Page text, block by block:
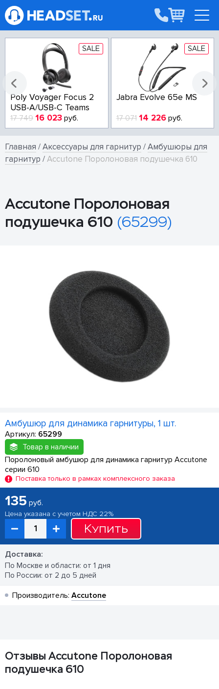
SALE
Poly Voyager Focus 2
USB-A/USB-C Teams
17 749 16 023 руб.
SALE
Jabra Evolve 65e MS
17 071 14 226руб.
Главная /Аксессуары для гарнитур /Амбушюры для
гарнитур /Accutone Поролоновая подушечка 610
Accutone Поролоновая
подушечка 610 (65299)
Амбушюр для динамика гарнитуры, 1 шт.
Артикул: 65299
Товар в наличии
Поролоновый амбушюр для динамика гарнитур Accutone
серии 610
Поставка только в рамках комплексного заказа
135 руб.
Цена указана с учетом НДС 22%
Купить
Доставка:
По Москве и области: от 1 дня
По России: от 2 до 5 дней
Производитель: Accutone
Отзывы Accutone Поролоновая
подушечка 610